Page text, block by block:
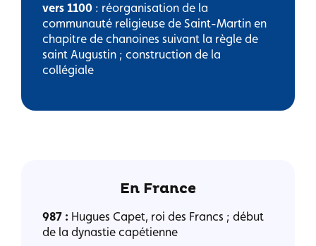
vers 1100 : réorganisation de la
communauté religieuse de Saint-Martin en
chapitre de chanoines suivant la règle de
saint Augustin ; construction de la
collégiale
En France
987 : Hugues Capet, roi des Francs ; début
de la dynastie capétienne